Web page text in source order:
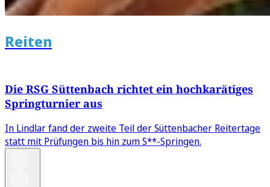
Reiten
Die RSG Süttenbach richtet ein hochkarätiges
Springturnier aus
In Lindlar fand der zweite Teil der Süttenbacher Reitertage
statt mit Prüfungen bis hin zum S**-Springen.